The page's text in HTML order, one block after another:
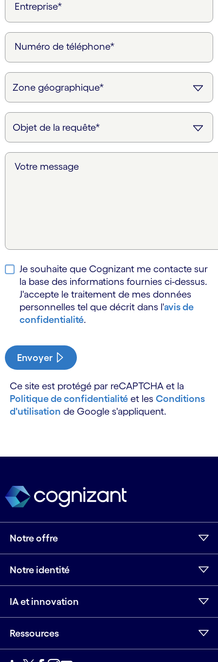
Entreprise*
Numéro de téléphone*
Votre message
Je souhaite que Cognizant me contacte sur
la base des informations fournies ci-dessus.
J'accepte le traitement de mes données
personnelles tel que décrit dans l'avis de
confidentialité.
Envoyer
Ce site est protégé par reCAPTCHA et la
Politique de confidentialité et les Conditions
d'utilisation de Google s'appliquent.
Notre offre
Notre identité
IA et innovation
Ressources